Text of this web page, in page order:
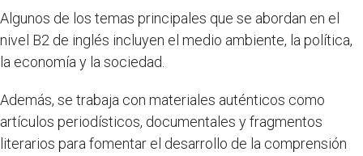
Algunos de los temas principales que se abordan en el
nivel B2 de inglés incluyen el medio ambiente, la política,
la economía y la sociedad.
Además, se trabaja con materiales auténticos como
artículos periodísticos, documentales y fragmentos
literarios para fomentar el desarrollo de la comprensión